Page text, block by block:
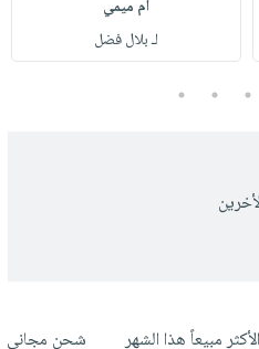
أم ميمي
لـ بلال فضل
3
4
5
الأكثر مبيعاً هذا الشهر شحن مجاني